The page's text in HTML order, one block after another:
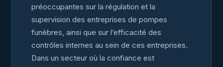
préoccupantes sur la régulation et la
supervision des entreprises de pompes
funèbres, ainsi que sur l’efficacité des
contrôles internes au sein de ces entreprises.
Dans un secteur où la confiance est